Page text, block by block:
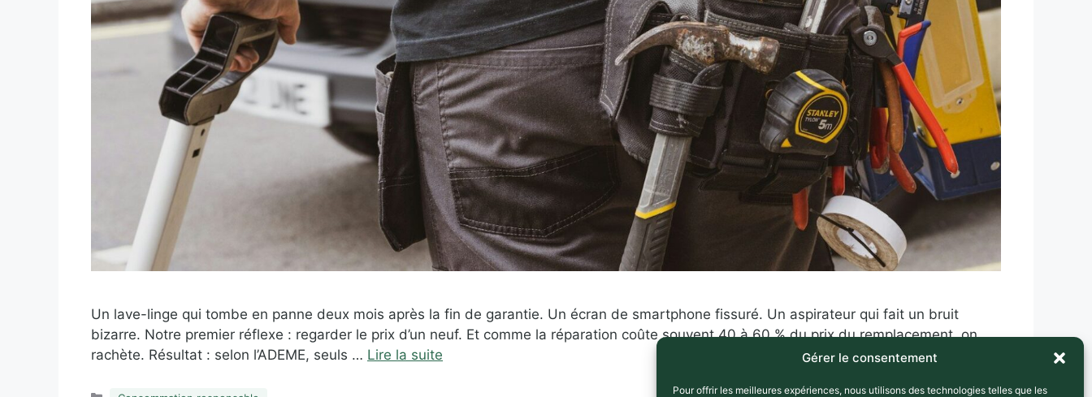
Gérer le consentement
Pour offrir les meilleures expériences, nous utilisons des technologies telles que les
Un lave-linge qui tombe en panne deux mois après la fin de garantie. Un écran de smartphone fissuré. Un aspirateur qui fait un bruit
bizarre. Notre premier réflexe : regarder le prix d’un neuf. Et comme la réparation coûte souvent 40 à 60 % du prix du remplacement, on
rachète. Résultat : selon l’ADEME, seuls … Lire la suite